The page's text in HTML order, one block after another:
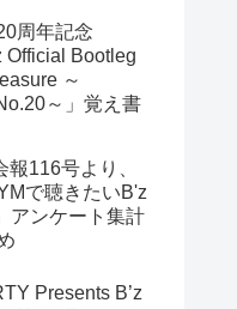
周年記念
Official Bootleg
～
～」覚え書
報116号より、
で聴きたいB'z
アンケート集計
Presents B’z